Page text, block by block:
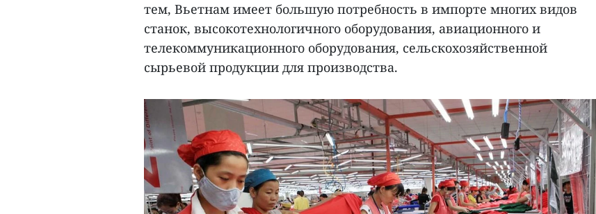
тем, Вьетнам имеет большую потребность в импорте многих видов
станок, высокотехнологичного оборудования, авиационного и
телекоммуникационного оборудования, сельскохозяйственной
сырьевой продукции для производства.